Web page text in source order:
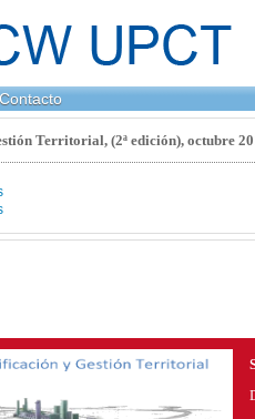
Contacto
Territorial, (2ª edición), octubre